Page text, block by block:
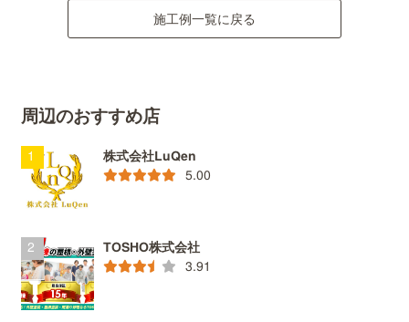
施工例一覧に戻る
周辺のおすすめ店
株式会社LuQen
5.00
TOSHO株式会社
3.91